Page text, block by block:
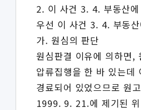
2. 이 사건 3. 4. 부동산
우선 이 사건 3. 4. 부동
가. 원심의 판단
원심판결 이유에 의하면
압류집행을 한 바 있는
경료되어 있었으므로 원
1999. 9. 21.에 제기된